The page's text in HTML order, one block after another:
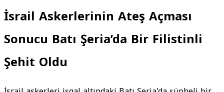
İsrail Askerlerinin Ateş Açması
Sonucu Batı Şeria’da Bir Filistinli
Şehit Oldu